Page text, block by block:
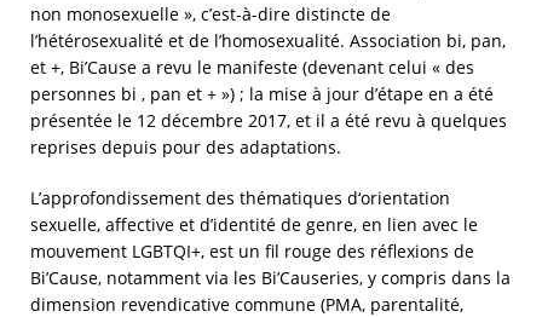
non monosexuelle », c’est-à-dire distincte de
l’hétérosexualité et de l’homosexualité. Association bi, pan,
et +, Bi’Cause a revu le manifeste (devenant celui « des
personnes bi , pan et + ») ; la mise à jour d’étape en a été
présentée le 12 décembre 2017, et il a été revu à quelques
reprises depuis pour des adaptations.
L’approfondissement des thématiques d‘orientation
sexuelle, affective et d’identité de genre, en lien avec le
mouvement LGBTQI+, est un fil rouge des réflexions de
Bi’Cause, notamment via les Bi’Causeries, y compris dans la
dimension revendicative commune (PMA, parentalité,